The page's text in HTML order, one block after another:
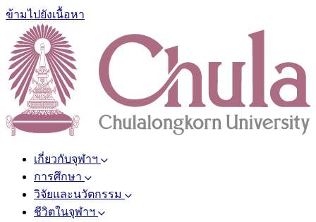
ข้ามไปยังเนื้อหา
เกี่ยวกับจุฬาฯ
การศึกษา
วิจัยและนวัตกรรม
ชีวิตในจุฬาฯ